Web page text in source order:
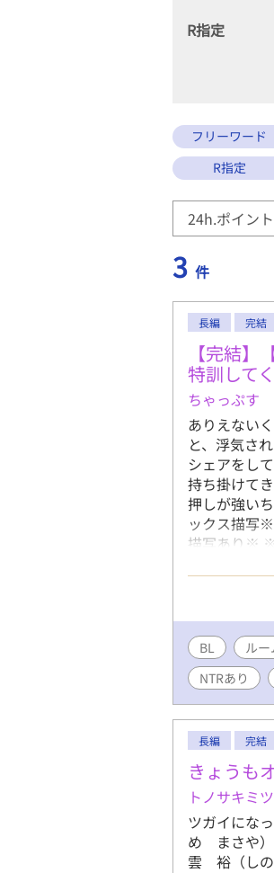
R指定
フリーワード
R指定
3 件
長編 完結
【完結
特訓して
ちゃっぷす
ありえない
と、浮気さ
シェアをし
持ち掛けて
押しが強い
ックス描
描写あり※
のアホエ
品内の♂×♀
BL ル
NTRあり
長編 完結
きょうも
トノサキミ
ツガイにな
め まさや）
雲 裕（しの